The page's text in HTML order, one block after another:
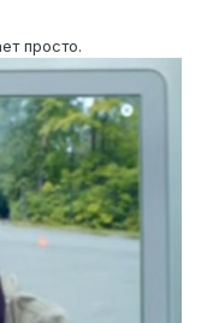
просто.